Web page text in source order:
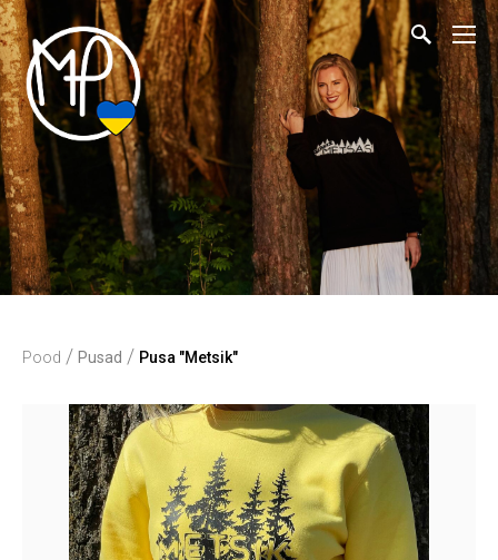
Pood / Pusad / Pusa "Metsik"